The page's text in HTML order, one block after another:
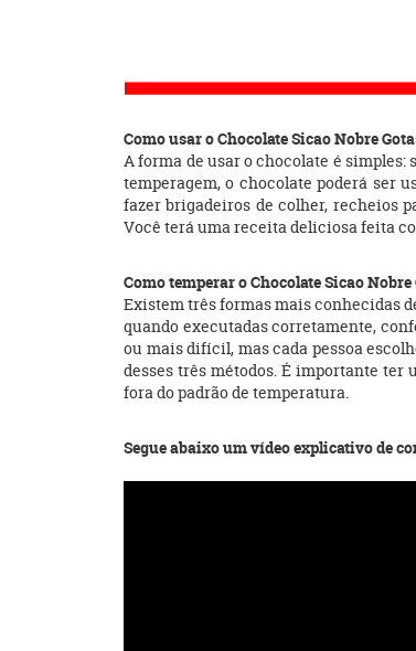
Como usar o Chocolate Sicao Nobre
A forma de usar o chocolate é simples:
temperagem, o chocolate poderá ser
fazer brigadeiros de colher, recheios
Você terá uma receita deliciosa feita
Como temperar o Chocolate Sicao
Existem três formas mais conhecidas
quando executadas corretamente,
ou mais difícil, mas cada pessoa
desses três métodos. É importante
fora do padrão de temperatura.
Segue abaixo um vídeo explicativo de